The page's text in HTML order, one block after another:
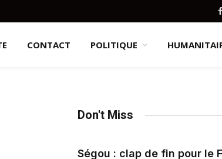
CONTACT POLITIQUE
Don't Miss
Ségou : clap de fin pour le